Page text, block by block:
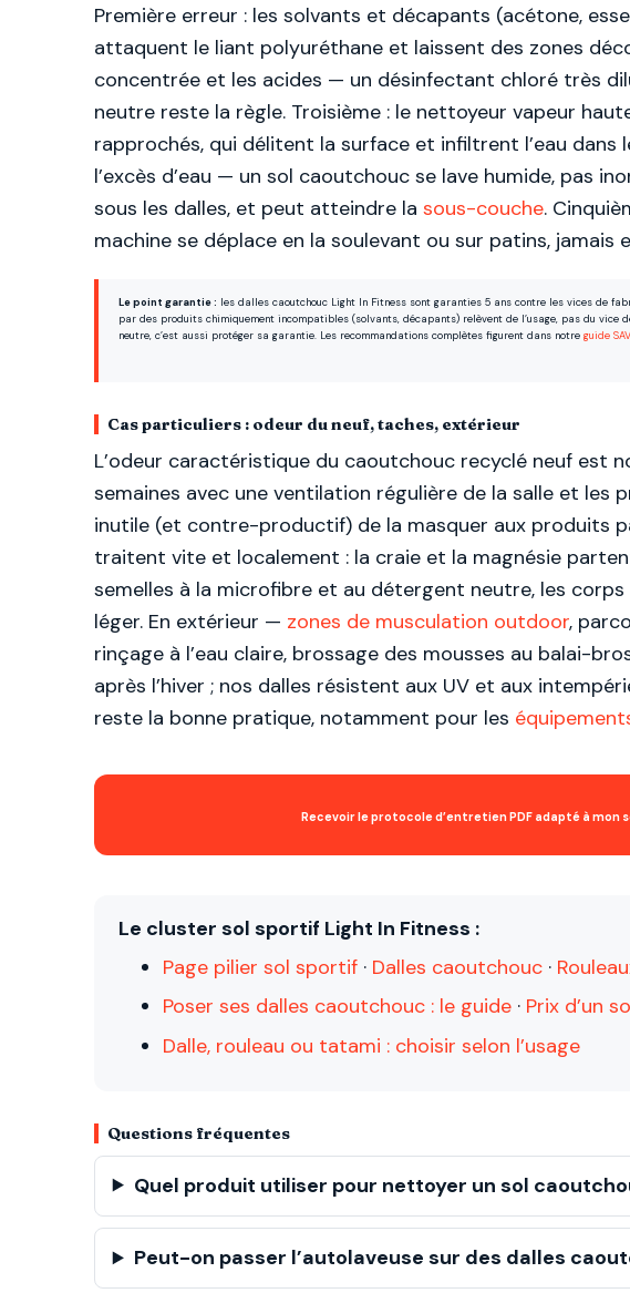
Première erreur : les solvants et décapants (acétone,
attaquent le liant polyuréthane et laissent des zones
concentrée et les acides — un désinfectant chloré très
neutre reste la règle. Troisième : le nettoyeur vapeur
rapprochés, qui délitent la surface et infiltrent l’eau dans
l’excès d’eau — un sol caoutchouc se lave humide, pas
sous les dalles, et peut atteindre la sous-couche.
machine se déplace en la soulevant ou sur patins, jamais
Le point garantie : les dalles caoutchouc Light In Fitness sont garanties 5 ans contre les vices de
par des produits chimiquement incompatibles (solvants, décapants) relèvent de l’usage, pas du
neutre, c’est aussi protéger sa garantie. Les recommandations complètes figurent dans notre guide
Cas particuliers : odeur du neuf, taches, extérieur
L’odeur caractéristique du caoutchouc recyclé neuf est
semaines avec une ventilation régulière de la salle et les
inutile (et contre-productif) de la masquer aux produits
traitent vite et localement : la craie et la magnésie
semelles à la microfibre et au détergent neutre, les
léger. En extérieur — zones de musculation outdoor,
rinçage à l’eau claire, brossage des mousses au balai-
après l’hiver ; nos dalles résistent aux UV et aux
reste la bonne pratique, notamment pour les
Recevoir le protocole d’entretien PDF adapté à
Le cluster sol sportif Light In Fitness :
Page pilier sol sportif· Dalles caoutchouc·
Poser ses dalles caoutchouc : le guide· Prix d’un
Dalle, rouleau ou tatami : choisir selon l’usage
Questions fréquentes
Quel produit utiliser pour nettoyer un sol
Peut-on passer l’autolaveuse sur des dalles